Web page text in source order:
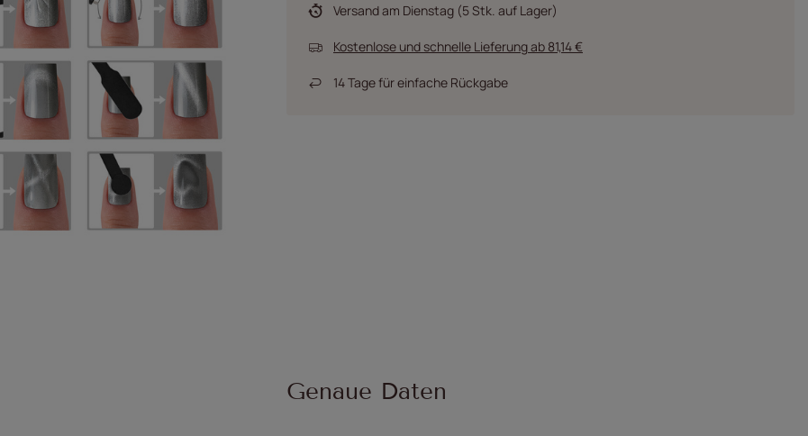
Versandam Dienstag (5 Stk. auf Lager)
Kostenlose und schnelle Lieferungab 81,14 €
14Tage für einfache Rückgabe
Genaue Daten